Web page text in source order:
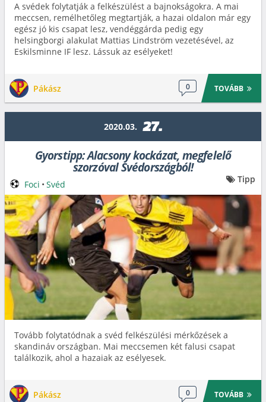
A svédek folytatják a felkészülést a bajnokságokra. A mai
meccsen, remélhetőleg megtartják, a hazai oldalon már egy
egész jó kis csapat lesz, vendéggárda pedig egy
helsingborgi alakulat Mattias Lindström vezetésével, az
Eskilsminne IF lesz. Lássuk az esélyeket!
Pákász 0 TOVÁBB
2020.03. 27.
Gyorstipp: Alacsony kockázat, megfelelő
szorzóval Svédországból!
Tovább folytatódnak a svéd felkészülési mérkőzések a
skandináv országban. Mai meccsemen két falusi csapat
találkozik, ahol a hazaiak az esélyesek.
Pákász 0 TOVÁBB
Foci • Svéd Tipp